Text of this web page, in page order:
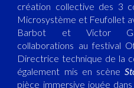
création collective des 3
Microsystème et Feufollet
Barbot et Victor
collaborations au festival
Directrice technique de la
également mis en scène
pièce immersive jouée